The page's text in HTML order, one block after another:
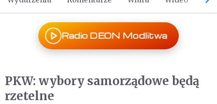
Radio DEON Modlitwa
PKW: wybory samorządowe będą
rzetelne